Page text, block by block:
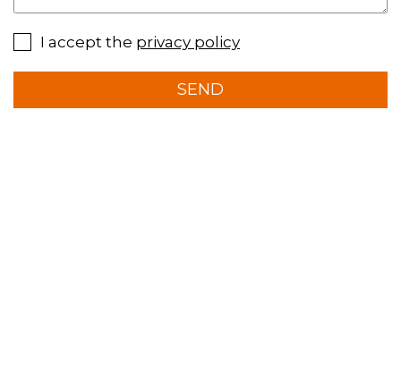
I accept the privacy policy